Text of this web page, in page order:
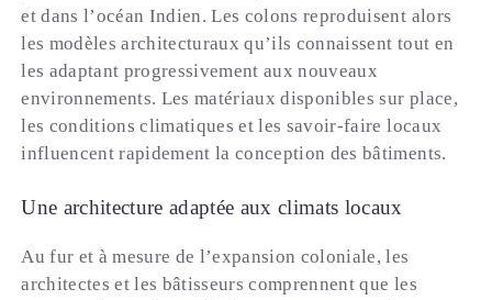
et dans l’océan Indien. Les colons reproduisent alors
les modèles architecturaux qu’ils connaissent tout en
les adaptant progressivement aux nouveaux
environnements. Les matériaux disponibles sur place,
les conditions climatiques et les savoir-faire locaux
influencent rapidement la conception des bâtiments.
Une architecture adaptée aux climats locaux
Au fur et à mesure de l’expansion coloniale, les
architectes et les bâtisseurs comprennent que les